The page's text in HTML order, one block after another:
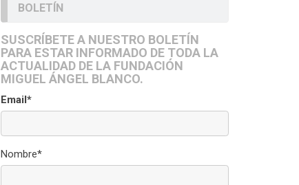
BOLETÍN
SUSCRÍBETE A NUESTRO BOLETÍN
PARA ESTAR INFORMADO DE TODA LA
ACTUALIDAD DE LA FUNDACIÓN
MIGUEL ÁNGEL BLANCO.
Email*
Nombre*